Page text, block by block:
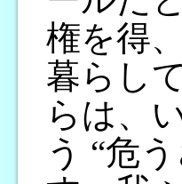
権を得
暮らし
らは、
う “危